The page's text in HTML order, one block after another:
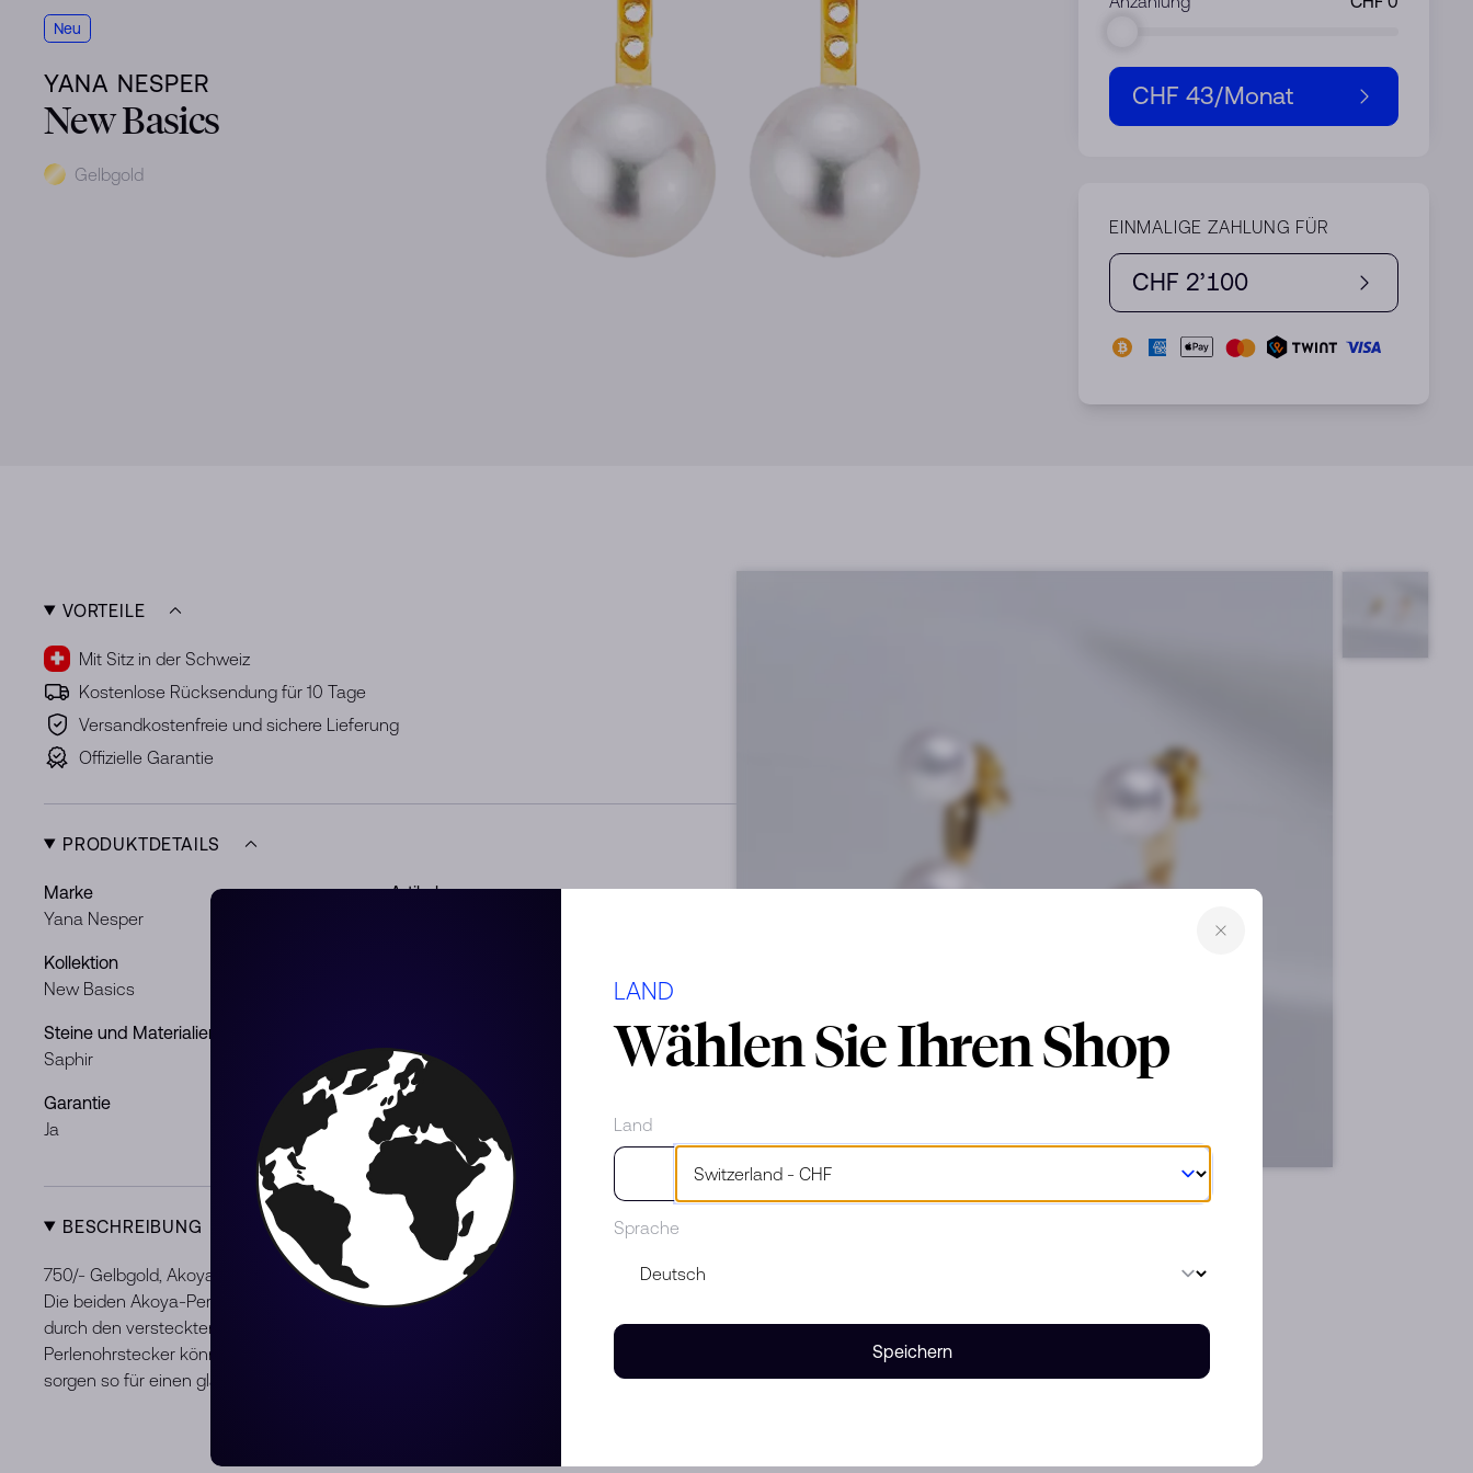
Neu
YANA NESPER
New Basics
MetalGelbgold
CHF 43/Monat
EINMALIGE ZAHLUNG FÜR
CHF 2’100
VORTEILE
Mit Sitz in der Schweiz
Kostenlose Rücksendung für 10 Tage
Versandkostenfreie und sichere Lieferung
Offizielle Garantie
PRODUKTDETAILS
Marke
Yana Nesper
Artikelnr.
Kollektion
New Basics
Steine und Materialien
Saphir
Frau
Garantie
Ja
Zustand
Neu
BESCHREIBUNG
750/- Gelbgold, Akoya-Perlen, Perlengröße 7-8,5 mm, Perlen abnehmbar, blauer Saphir
Die beiden Akoya-Perlen dieses Designs scheinen unsichtbar am Ohr zu schweben, was
durch den versteckten Verschluss hinter dem Ohrläppchen erreicht wird. Die kostbaren
Perlenohrstecker können einzeln oder mit den zusätzlichen Perlen getragen werden und
sorgen so für einen glamourösen, aufregenden Look.
LAND
Wählen Sie Ihren Shop
Land
Sprache
Speichern